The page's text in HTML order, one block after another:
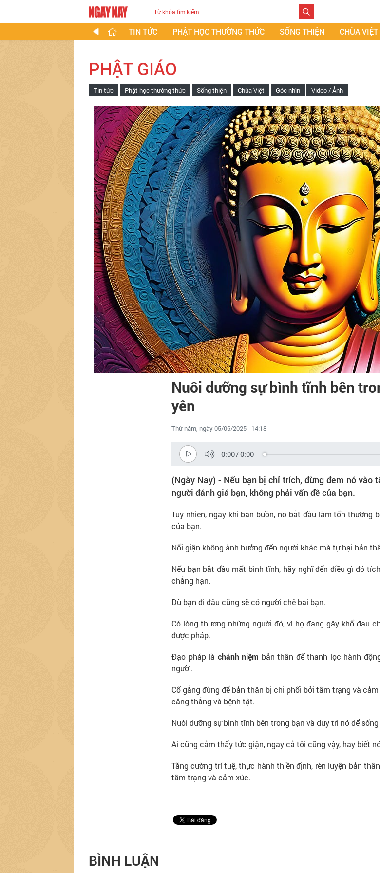
TIN TỨC PHẬT HỌC THƯỜNG THỨC SỐNG THIỆN CHÙA VIỆT
PHẬT GIÁO
Tin tức Phật học thường thức Sống thiện Chùa Việt Góc nhìn Video / Ảnh
Nuôi dưỡng sự bình tĩnh bên
yên
Thứ năm, ngày 05/06/2025 - 14:18
0:00/0:00
(Ngày Nay) - Nếu bạn bị chỉ trích, đừng đem nó vào
người đánh giá bạn, không phải vấn đề của bạn.
Tuy nhiên, ngay khi bạn buồn, nó bắt đầu làm tổn thương
của bạn.
Nổi giận không ảnh hưởng đến người khác mà tự hại bản
Nếu bạn bắt đầu mất bình tĩnh, hãy nghĩ đến điều gì đó
chẳng hạn.
Dù bạn đi đâu cũng sẽ có người chê bai bạn.
Có lòng thương những người đó, vì họ đang gây khổ đau
được pháp.
Đạo pháp là chánh niệm bản thân để thanh lọc hành
người.
Cố gắng đừng để bản thân bị chi phối bởi tâm trạng và
căng thẳng và bệnh tật.
Nuôi dưỡng sự bình tĩnh bên trong bạn và duy trì nó để sống
Ai cũng cảm thấy tức giận, ngay cả tôi cũng vậy, hay biết
Tăng cường trí tuệ, thực hành thiền định, rèn luyện bản
tâm trạng và cảm xúc.
BÌNH LUẬN